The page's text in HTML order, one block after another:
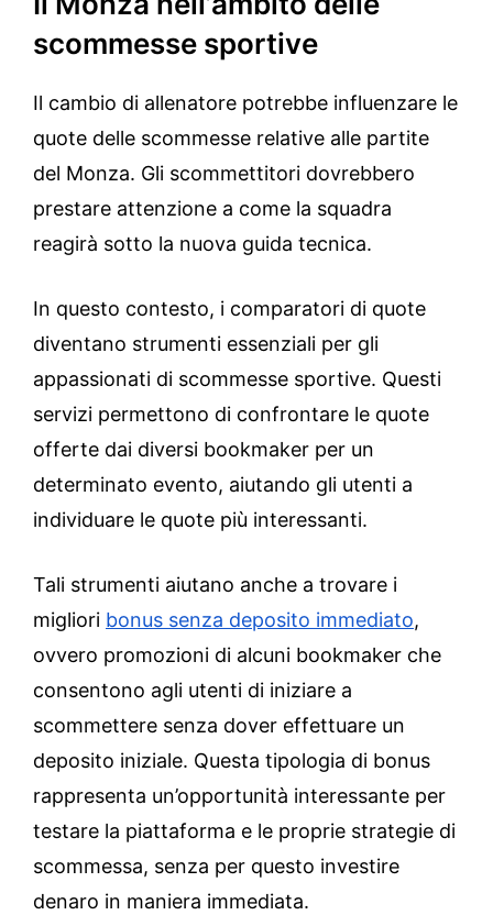
scommesse sportive
Il cambio di allenatore potrebbe influenzare le
quote delle scommesse relative alle partite
del Monza. Gli scommettitori dovrebbero
prestare attenzione a come la squadra
reagirà sotto la nuova guida tecnica.
In questo contesto, i comparatori di quote
diventano strumenti essenziali per gli
appassionati di scommesse sportive. Questi
servizi permettono di confrontare le quote
offerte dai diversi bookmaker per un
determinato evento, aiutando gli utenti a
individuare le quote più interessanti.
Tali strumenti aiutano anche a trovare i
migliori bonus senza deposito immediato,
ovvero promozioni di alcuni bookmaker che
consentono agli utenti di iniziare a
scommettere senza dover effettuare un
deposito iniziale. Questa tipologia di bonus
rappresenta un’opportunità interessante per
testare la piattaforma e le proprie strategie di
scommessa, senza per questo investire
denaro in maniera immediata.